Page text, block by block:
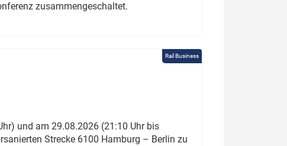
zusammengeschaltet.
Rail Business
und am 29.08.2026 (21:10 Uhr bis
Strecke 6100 Hamburg – Berlin zu